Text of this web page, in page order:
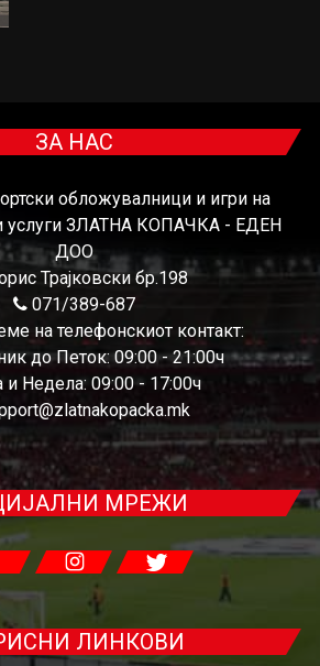
ЗА НАС
обложувалници и игри на
и услуги ЗЛАТНА КОПАЧКА - ЕДЕН
ДОО
Трајковски бр.198
071/389-687
на телефонскиот контакт:
до Петок: 09:00 - 21:00ч
и Недела: 09:00 - 17:00ч
МРЕЖИ
ЛИНКОВИ